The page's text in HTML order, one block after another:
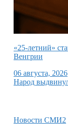
«25-летний»
Венгрии
06 августа, 2026
Народ
Новости СМИ2